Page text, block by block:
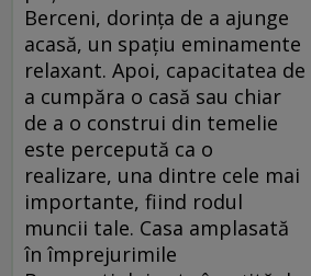
Berceni, dorința de a ajunge
acasă, un spațiu eminamente
relaxant. Apoi, capacitatea de
a cumpăra o casă sau chiar
de a o construi din temelie
este percepută ca o
realizare, una dintre cele mai
importante, fiind rodul
muncii tale. Casa amplasată
în împrejurimile